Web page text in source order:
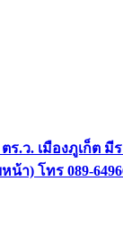
ร.ว. เมืองภูเก็ต มี
า) โทร 089-